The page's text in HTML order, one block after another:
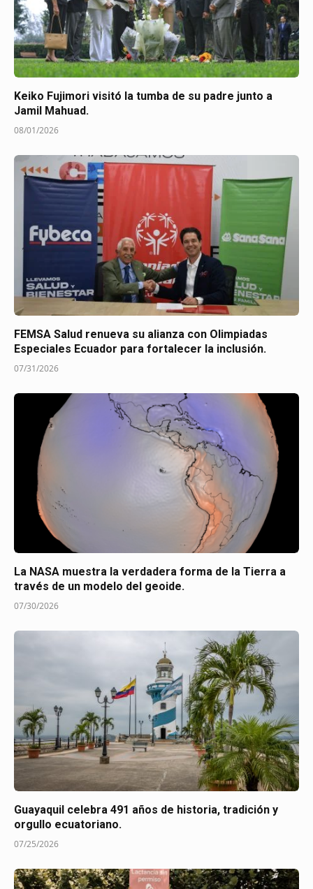
Keiko Fujimori visitó la tumba de su padre junto a
Jamil Mahuad.
08/01/2026
FEMSA Salud renueva su alianza con Olimpiadas
Especiales Ecuador para fortalecer la inclusión.
07/31/2026
La NASA muestra la verdadera forma de la Tierra a
través de un modelo del geoide.
07/30/2026
Guayaquil celebra 491 años de historia, tradición y
orgullo ecuatoriano.
07/25/2026